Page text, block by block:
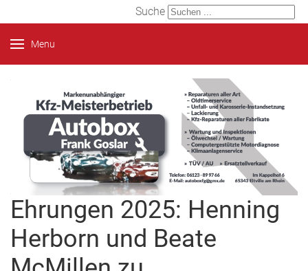
Suche
Menu
Ehrungen 2025: Henning
Herborn und Beate